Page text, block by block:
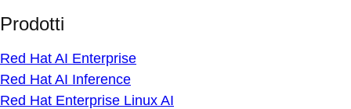
Prodotti
Red Hat AI Enterprise
Red Hat AI Inference
Red Hat Enterprise Linux AI